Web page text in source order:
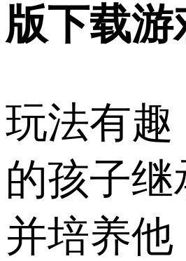
版下载游
玩法有趣
的孩子继
并培养他